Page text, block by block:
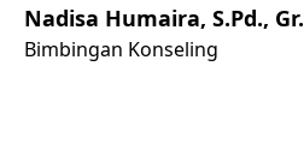
Nadisa Humaira, S.Pd., Gr.
Bimbingan Konseling